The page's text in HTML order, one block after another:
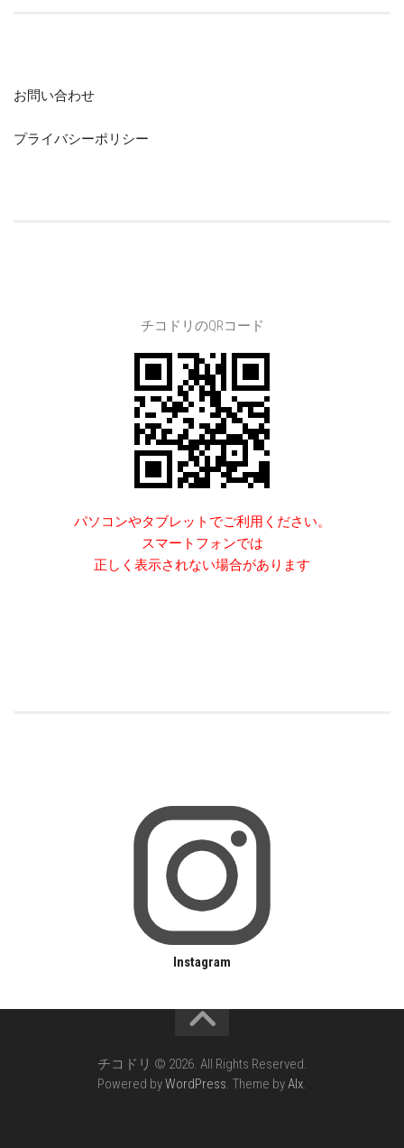
お問い合わせ
プライバシーポリシー
チコドリのQRコード
パソコンやタブレットでご利用ください。
スマートフォンでは
正しく表示されない場合があります
Instagram
チコドリ © 2026. All Rights Reserved.
Powered byWordPress. Theme byAlx.